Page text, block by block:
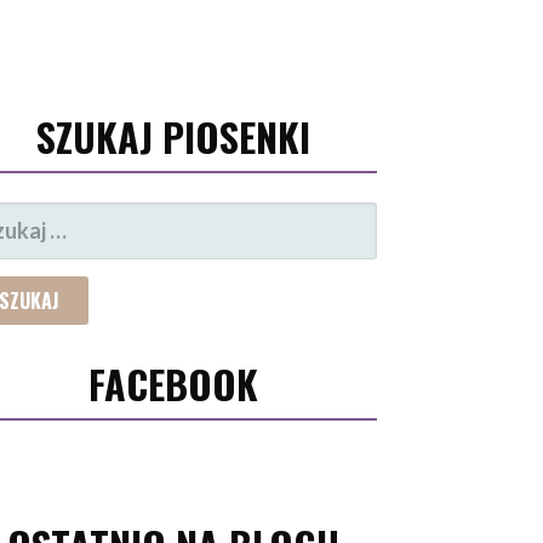
SZUKAJ PIOSENKI
FACEBOOK